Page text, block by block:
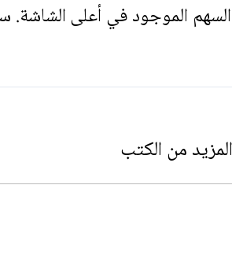
الموجود في أعلى
المزيد من الكتب